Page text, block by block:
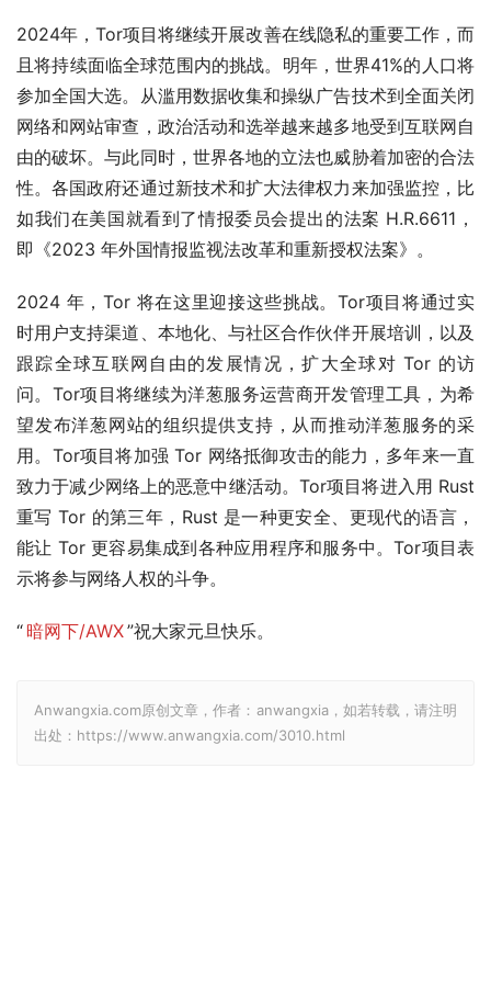
2024年，Tor项目将继续开展改善在线隐私的重要工作，而
且将持续面临全球范围内的挑战。明年，世界41%的人口将
参加全国大选。从滥用数据收集和操纵广告技术到全面关闭
网络和网站审查，政治活动和选举越来越多地受到互联网自
由的破坏。与此同时，世界各地的立法也威胁着加密的合法
性。各国政府还通过新技术和扩大法律权力来加强监控，比
如我们在美国就看到了情报委员会提出的法案 H.R.6611，
即《2023 年外国情报监视法改革和重新授权法案》。
2024 年，Tor 将在这里迎接这些挑战。Tor项目将通过实
时用户支持渠道、本地化、与社区合作伙伴开展培训，以及
跟踪全球互联网自由的发展情况，扩大全球对 Tor 的访
问。Tor项目将继续为洋葱服务运营商开发管理工具，为希
望发布洋葱网站的组织提供支持，从而推动洋葱服务的采
用。Tor项目将加强 Tor 网络抵御攻击的能力，多年来一直
致力于减少网络上的恶意中继活动。Tor项目将进入用 Rust
重写 Tor 的第三年，Rust 是一种更安全、更现代的语言，
能让 Tor 更容易集成到各种应用程序和服务中。Tor项目表
示将参与网络人权的斗争。
“暗网下/AWX”祝大家元旦快乐。
Anwangxia.com原创文章，作者：anwangxia，如若转载，请注明
出处：https://www.anwangxia.com/3010.html